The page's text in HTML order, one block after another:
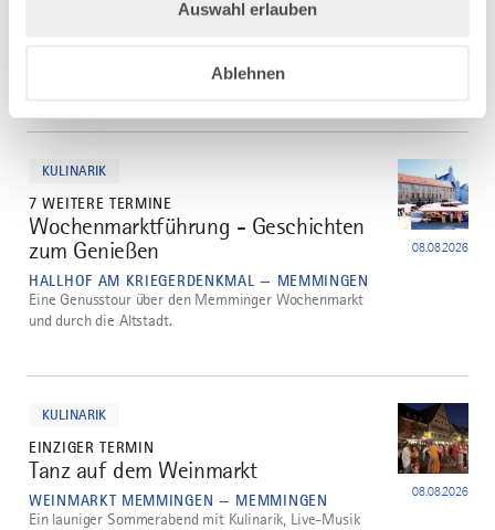
Auswahl erlauben
Ablehnen
Memminger Altstadt. Dieser Altstadtrundgang führt
Schauplätze der Ereignisse aus dem Jahr 1525.
KULINARIK
7 WEITERE TERMINE
2
Wochenmarktführung - Geschichten
zum Genießen
HALLHOF AM KRIEGERDENKMAL — MEMMINGEN
08.08.2026
Eine Genusstour über den Memminger Wochenmarkt
und durch die Altstadt.
KULINARIK
EINZIGER TERMIN
3
Tanz auf dem Weinmarkt
WEINMARKT MEMMINGEN — MEMMINGEN 08.08.2026
Ein launiger Sommerabend mit Kulinarik, Live-Musik